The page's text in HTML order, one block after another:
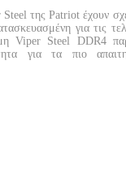
της Patriot έχουν
για τις
Viper Steel DDR4
για τα πιο